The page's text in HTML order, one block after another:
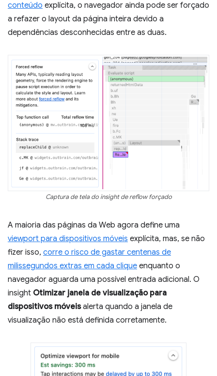
conteúdo explícita, o navegador ainda pode ser forçado
a refazer o layout da página inteira devido a
dependências desconhecidas entre as duas.
Captura de tela do insight de reflow forçado
A maioria das páginas da Web agora define uma
viewport para dispositivos móveis explícita, mas, se não
fizer isso, corre o risco de gastar centenas de
milissegundos extras em cada clique enquanto o
navegador aguarda uma possível entrada adicional. O
insight Otimizar janela de visualização para
dispositivos móveisalerta quando a janela de
visualização não está definida corretamente.